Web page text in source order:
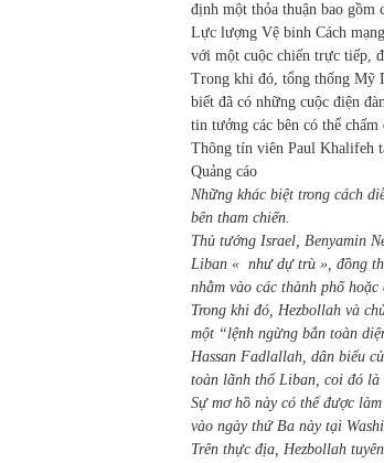
định một thỏa thuận bao gồm
Lực lượng Vệ binh Cách
với một cuộc chiến trực tiếp,
Trong khi đó, tổng thống Mỹ
biết đã có những cuộc điện
tin tưởng các bên có thể
Thông tín viên Paul Khalifeh
Quảng cáo
Những khác biệt trong cách
bên tham chiến.
Thủ tướng Israel, Benyamin
Liban « như dự trù », đồng
nhằm vào các thành phố hoặc
Trong khi đó, Hezbollah và
một “lệnh ngừng bắn toàn
Hassan Fadlallah, dân biểu
toàn lãnh thổ Liban, coi đó là
Sự mơ hồ này có thể được
vào ngày thứ Ba này tại
Trên thực địa, Hezbollah